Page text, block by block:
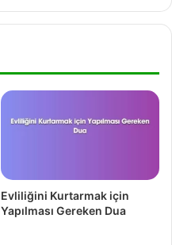
Evliliğini Kurtarmak için
Yapılması Gereken Dua